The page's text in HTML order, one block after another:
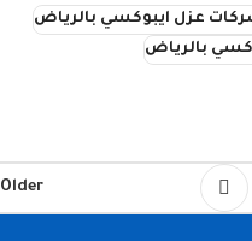
عزل ايبوكسي بالرياض
بالرياض
Older